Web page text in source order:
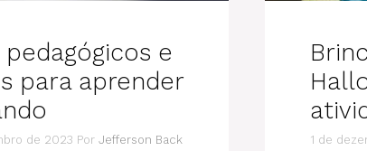
e
para aprender
de 2023 Por Jefferson Back 1 de